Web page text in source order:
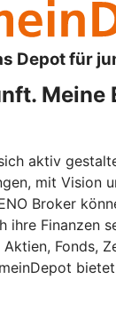
Depot für
Meine
aktiv
mit Vision
Broker
ihre Finanzen
Aktien, Fonds,